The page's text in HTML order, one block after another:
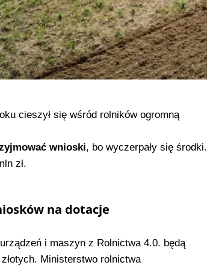
cieszył się wśród rolników ogromną
wnioski, bo wyczerpały się środki.
zł.
na dotacje
i maszyn z Rolnictwa 4.0. będą
Ministerstwo rolnictwa